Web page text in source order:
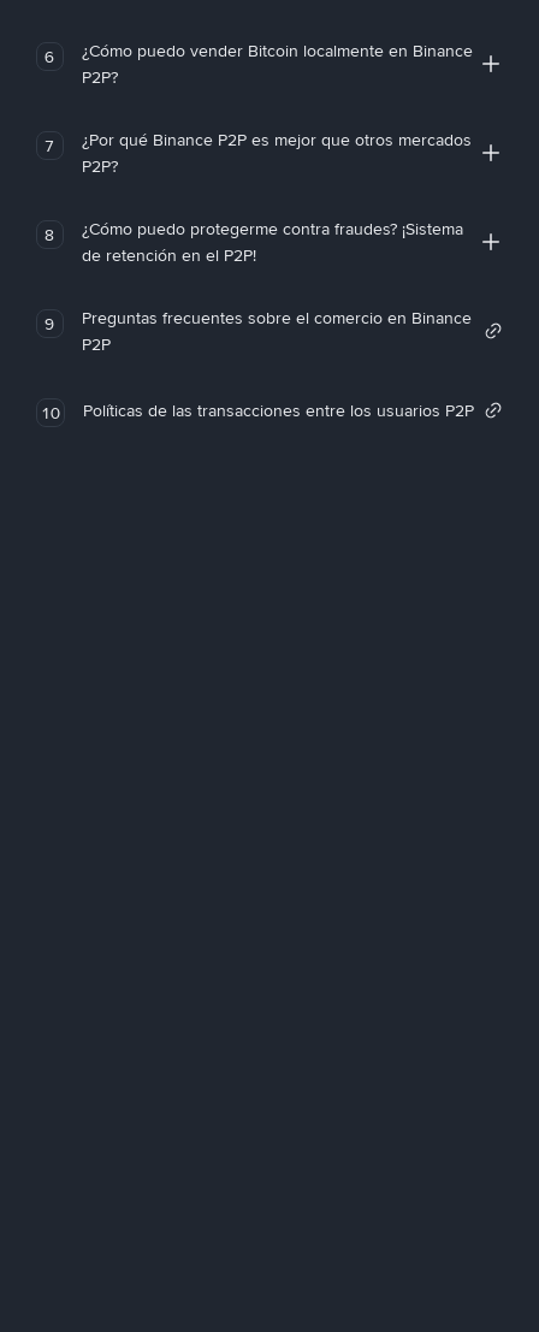
6
¿Cómo puedo vender Bitcoin localmente en Binance
P2P?
7
¿Por qué Binance P2P es mejor que otros mercados
P2P?
8
¿Cómo puedo protegerme contra fraudes? ¡Sistema
de retención en el P2P!
9
Preguntas frecuentes sobre el comercio en Binance
P2P
10 Políticas de las transacciones entre los usuarios P2P